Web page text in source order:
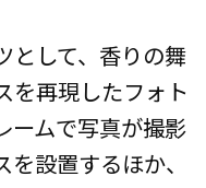
として、香りの舞
を再現したフォト
ームで写真が撮影
設置するほか、